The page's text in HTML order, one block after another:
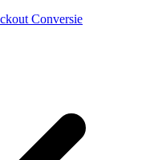
Conversie